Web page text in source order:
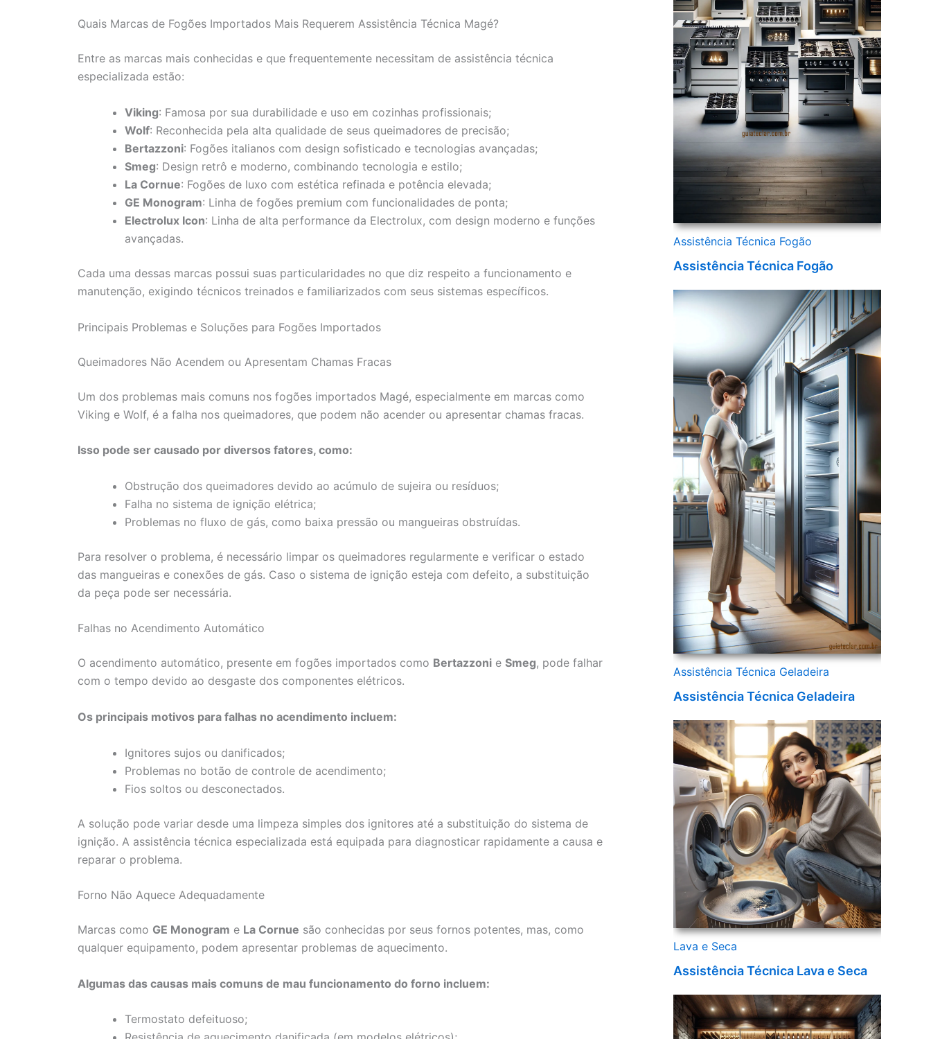
Quais Marcas de Fogões Importados Mais Requerem Assistência Técnica Magé?
Entre as marcas mais conhecidas e que frequentemente necessitam de assistência técnica
especializada estão:
Viking: Famosa por sua durabilidade e uso em cozinhas profissionais;
Wolf: Reconhecida pela alta qualidade de seus queimadores de precisão;
Bertazzoni: Fogões italianos com design sofisticado e tecnologias avançadas;
Smeg: Design retrô e moderno, combinando tecnologia e estilo;
La Cornue: Fogões de luxo com estética refinada e potência elevada;
GE Monogram: Linha de fogões premium com funcionalidades de ponta;
Electrolux Icon: Linha de alta performance da Electrolux, com design moderno e funções
avançadas.
Cada uma dessas marcas possui suas particularidades no que diz respeito a funcionamento e
manutenção, exigindo técnicos treinados e familiarizados com seus sistemas específicos.
Principais Problemas e Soluções para Fogões Importados
Queimadores Não Acendem ou Apresentam Chamas Fracas
Um dos problemas mais comuns nos fogões importados Magé, especialmente em marcas como
Viking e Wolf, é a falha nos queimadores, que podem não acender ou apresentar chamas fracas.
Isso pode ser causado por diversos fatores, como:
Obstrução dos queimadores devido ao acúmulo de sujeira ou resíduos;
Falha no sistema de ignição elétrica;
Problemas no fluxo de gás, como baixa pressão ou mangueiras obstruídas.
Para resolver o problema, é necessário limpar os queimadores regularmente e verificar o estado
das mangueiras e conexões de gás. Caso o sistema de ignição esteja com defeito, a substituição
da peça pode ser necessária.
Falhas no Acendimento Automático
O acendimento automático, presente em fogões importados como Bertazzoni e Smeg, pode falhar
com o tempo devido ao desgaste dos componentes elétricos.
Os principais motivos para falhas no acendimento incluem:
Ignitores sujos ou danificados;
Problemas no botão de controle de acendimento;
Fios soltos ou desconectados.
A solução pode variar desde uma limpeza simples dos ignitores até a substituição do sistema de
ignição. A assistência técnica especializada está equipada para diagnosticar rapidamente a causa e
reparar o problema.
Forno Não Aquece Adequadamente
Marcas como GE Monogram e La Cornue são conhecidas por seus fornos potentes, mas, como
qualquer equipamento, podem apresentar problemas de aquecimento.
Algumas das causas mais comuns de mau funcionamento do forno incluem:
Termostato defeituoso;
Assistência Técnica Fogão
Assistência Técnica Fogão
Assistência Técnica Geladeira
Assistência Técnica Geladeira
Lava e Seca
Assistência Técnica Lava e Seca